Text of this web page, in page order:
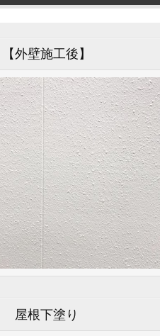
【外壁施工後】
屋根下塗り